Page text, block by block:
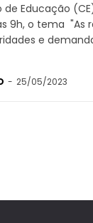
de Educação
9h, o tema "As
e
- 25/05/2023